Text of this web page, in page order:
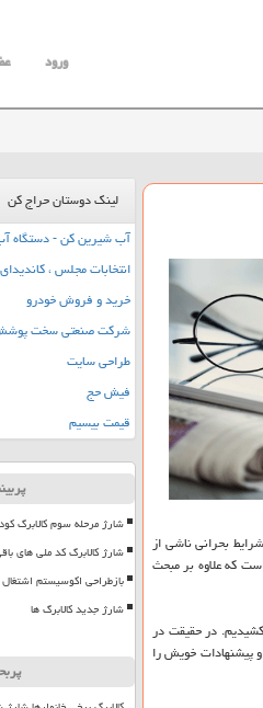
ورود
بحرانی ناشی از
که علاوه بر مبحث
بار کمتر از ۱۰ درصد ظرفیت عادی را به دوش کشیدیم. در حقیقت در
پیشنهادات خویش را
لینک دوستان حراج کن
آب شیرین کن - دستگاه
انتخابات مجلس ،
خرید و فروش خودرو
شرکت صنعتی سخت
طراحی سایت
فیش حج
قیمت بیسیم
شارژ مرحله سوم کالابرگ
شارژ کالابرگ کد ملی های
بازطراحی اکوسیستم اشتغال
شارژ جدید کالابرگ ها